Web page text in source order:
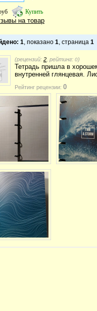
Купить
на товар
1, показано 1, страница 1
(рецензий: 2 , рейтинг: 0)
Тетрадь пришла в
внутренней глянцевая.
Рейтинг рецензии: 0